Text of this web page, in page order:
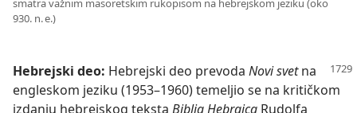
smatra važnim masoretskim rukopisom na hebrejskom jeziku (oko
930. n. e.)
Hebrejski deo: Hebrejski deo prevoda Novi svetna
engleskom jeziku (1953–1960) temeljio se na kritičkom
izdanju hebrejskog teksta Biblia Hebraica Rudolfa